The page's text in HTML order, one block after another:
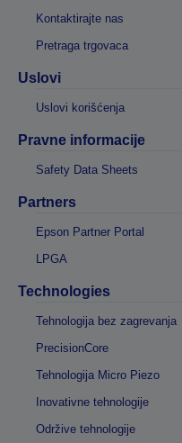
Kontaktirajte nas
Pretraga trgovaca
Uslovi
Uslovi korišćenja
Pravne informacije
Safety Data Sheets
Partners
Epson Partner Portal
LPGA
Technologies
Tehnologija bez zagrevanja
PrecisionCore
Tehnologija Micro Piezo
Inovativne tehnologije
Održive tehnologije